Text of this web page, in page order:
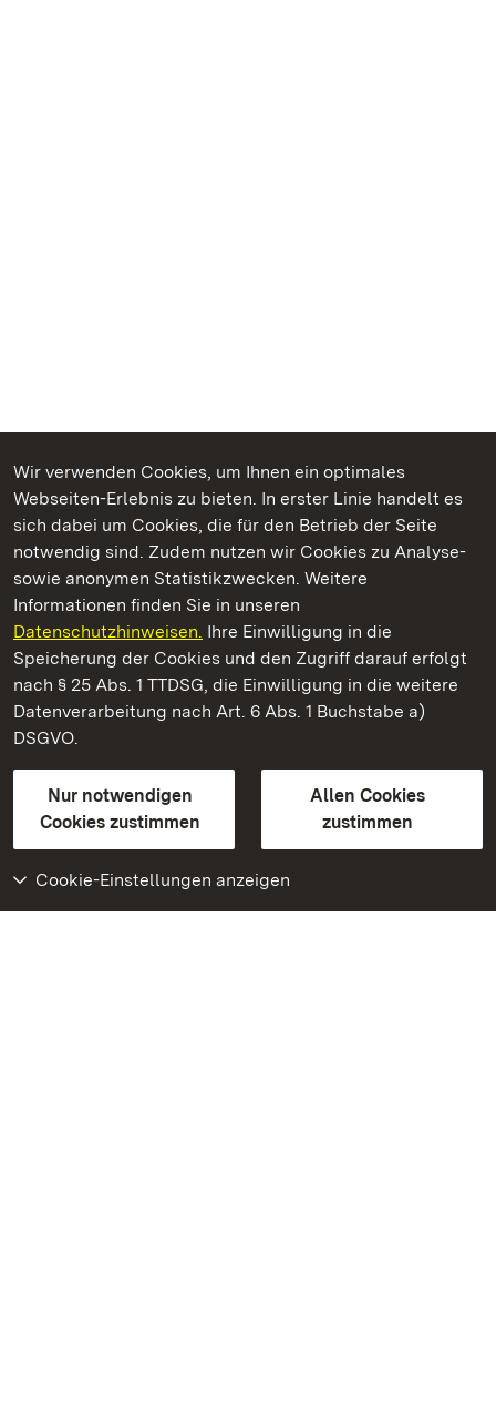
Wir verwenden Cookies, um Ihnen ein optimales
Webseiten-Erlebnis zu bieten. In erster Linie handelt es
sich dabei um Cookies, die für den Betrieb der Seite
notwendig sind. Zudem nutzen wir Cookies zu Analyse-
sowie anonymen Statistikzwecken. Weitere
Informationen finden Sie in unseren
Datenschutzhinweisen. Ihre Einwilligung in die
Speicherung der Cookies und den Zugriff darauf erfolgt
nach § 25 Abs. 1 TTDSG, die Einwilligung in die weitere
Datenverarbeitung nach Art. 6 Abs. 1 Buchstabe a)
DSGVO.
Nur notwendigen
Cookies zustimmen
Allen Cookies
zustimmen
Cookie-Einstellungen anzeigen
Kommen. Staunen. Genießen.
Staatliche Schlösser und Gärten Baden‑Württemberg
Staatliche Schlösser und Gärten Baden-Württemberg
Kontakt
GebärdenspracheLeichte Sprache
Erklärung zur Barrierefreiheit
BITV-konform (geprüfte Seiten)
Weiteres